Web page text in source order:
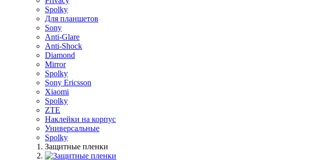
Spolky
Для планшетов
Sony
Anti-Glare
Anti-Shock
Diamond
Mirror
Spolky
Sony Ericsson
Xiaomi
Spolky
ZTE
Наклейки на корпус
Универсальные
Spolky
Защитные пленки